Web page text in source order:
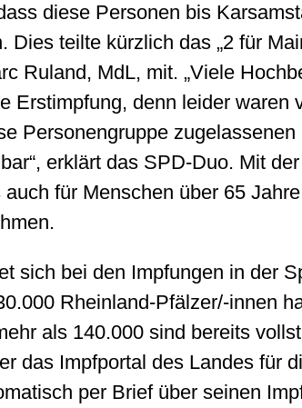
diese Personen bis
Dies teilte kürzlich das „2 für
Ruland, MdL, mit. „Viele
Erstimpfung, denn leider waren
Personengruppe
erklärt das SPD-Duo. Mit
für Menschen über 65
sich bei den Impfungen in der
Rheinland-Pfälzer/-innen
als 140.000 sind bereits
das Impfportal des Landes für
per Brief über seinen